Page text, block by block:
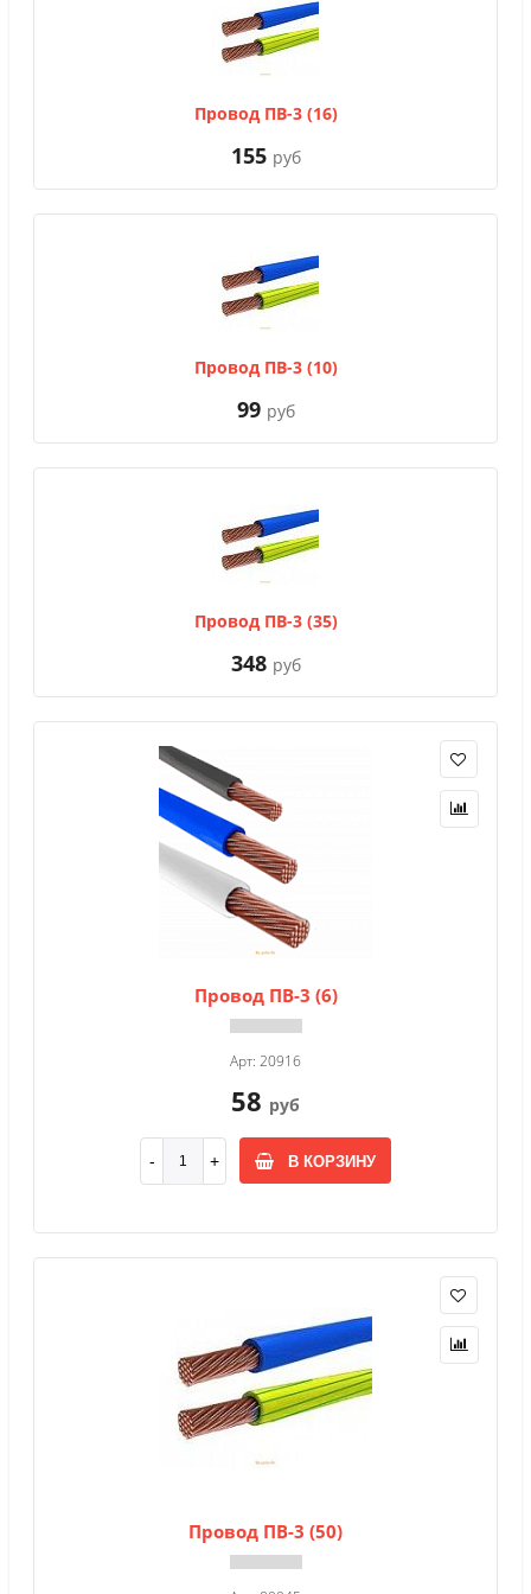
Провод ПВ-3 (16)
155 руб
Провод ПВ-3 (10)
99 руб
Провод ПВ-3 (35)
348 руб
Провод ПВ-3 (6)
Арт: 20916
58 руб
В КОРЗИНУ
Провод ПВ-3 (50)